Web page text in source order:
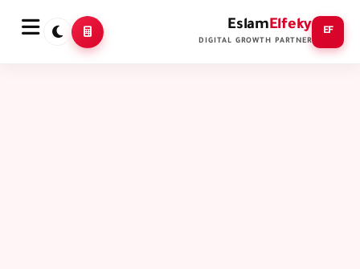
EF
EslamElfeky
DIGITAL GROWTH PARTNER